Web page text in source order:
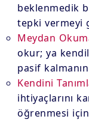
beklenmedik
tepki vermeyi
Meydan
okur; ya
pasif
Kendini
ihtiyaçlarını
öğrenmesi